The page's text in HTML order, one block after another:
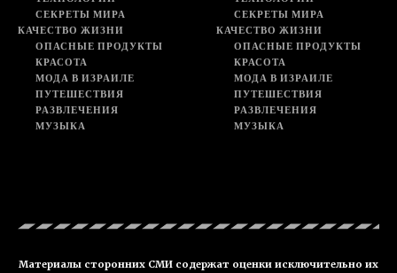
СЕКРЕТЫ МИРА
КАЧЕСТВО ЖИЗНИ
ОПАСНЫЕ ПРОДУКТЫ
КРАСОТА
МОДА В ИЗРАИЛЕ
ПУТЕШЕСТВИЯ
РАЗВЛЕЧЕНИЯ
МУЗЫКА
СЕКРЕТЫ МИРА
КАЧЕСТВО ЖИЗНИ
ОПАСНЫЕ ПРОДУКТЫ
КРАСОТА
МОДА В ИЗРАИЛЕ
ПУТЕШЕСТВИЯ
РАЗВЛЕЧЕНИЯ
МУЗЫКА
Материалы сторонних СМИ содержат оценки исключительно их